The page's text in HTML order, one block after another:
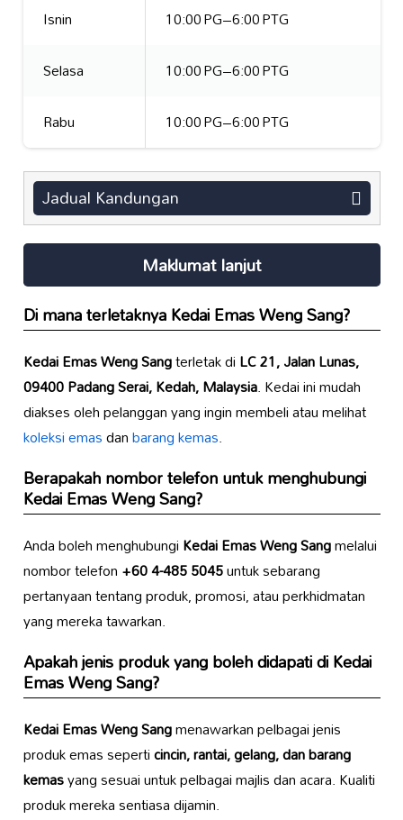
Isnin
10:00 PG–6:00 PTG
Selasa
10:00 PG–6:00 PTG
Rabu
10:00 PG–6:00 PTG
Jadual Kandungan
Maklumat lanjut
Di mana terletaknyaKedai Emas Weng Sang?
Kedai Emas Weng Sangterletak diLC 21, Jalan Lunas,
09400 Padang Serai, Kedah, Malaysia. Kedai ini mudah
diakses oleh pelanggan yang ingin membeli atau melihat
koleksi emasdanbarang kemas.
Berapakah nombor telefon untuk menghubungi
Kedai Emas Weng Sang?
Anda boleh menghubungiKedai Emas Weng Sangmelalui
nombor telefon+60 4-485 5045untuk sebarang
pertanyaan tentang produk, promosi, atau perkhidmatan
yang mereka tawarkan.
Apakah jenis produk yang boleh didapati diKedai
Emas Weng Sang?
Kedai Emas Weng Sangmenawarkan pelbagai jenis
produk emas seperticincin, rantai, gelang, dan barang
kemasyang sesuai untuk pelbagai majlis dan acara. Kualiti
produk mereka sentiasa dijamin.